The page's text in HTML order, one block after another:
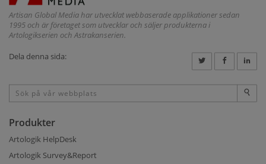
Artisan Global Media har utvecklat webbaserade applikationer sedan
1995 och är företaget som utvecklar och säljer produkterna i
Artologikserien och Astrakanserien.
Dela denna sida:
Produkter
Artologik HelpDesk
Artologik Survey&Report